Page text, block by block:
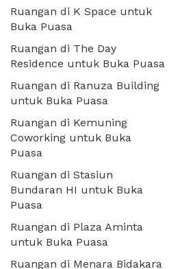
Ruangan di K Space untuk
Buka Puasa
Ruangan di The Day
Residence untuk Buka Puasa
Ruangan di Ranuza Building
untuk Buka Puasa
Ruangan di Kemuning
Coworking untuk Buka
Puasa
Ruangan di Stasiun
Bundaran HI untuk Buka
Puasa
Ruangan di Plaza Aminta
untuk Buka Puasa
Ruangan di Menara Bidakara